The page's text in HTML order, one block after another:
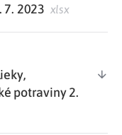
7. 2023 xlsx
potraviny 2.